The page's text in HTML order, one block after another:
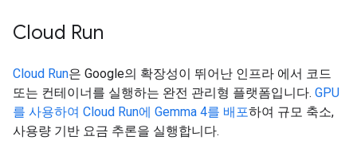
Cloud Run
Cloud Run은 Google의 확장성이 뛰어난 인프라 에서 코드
또는 컨테이너를 실행하는 완전 관리형 플랫폼입니다. GPU
를 사용하여 Cloud Run에 Gemma 4를 배포하여 규모 축소,
사용량 기반 요금 추론을 실행합니다.